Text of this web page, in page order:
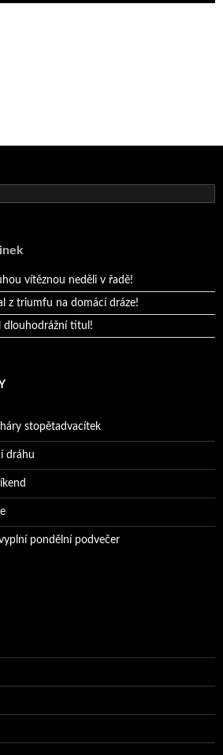
dlouhodrážní titul!
překvapeními!
z triumfu na domácí dráze!
dlouhodrážní titul!
brala český titul!
stopětadvacítek
dráhu
pondělní podvečer